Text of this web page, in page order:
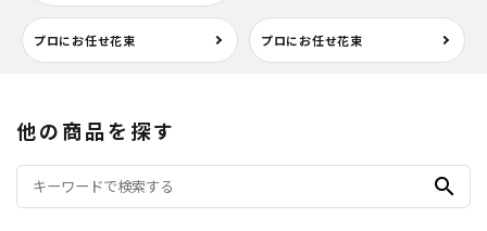
プロにお任せ花束 プロにお任せ花束
他の商品を探す
search